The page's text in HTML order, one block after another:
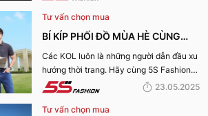
Tư vấn chọn mua
BÍ KÍP PHỐI ĐỒ MÙA HÈ CÙNG
KOL 5S FASHION: STYLE THU HÚT
CHO MỌI CHÀNG TRAI
Các KOL luôn là những người dẫn đầu xu
hướng thời trang. Hãy cùng 5S Fashion
điểm qua những bí kíp phối đồ mùa hè
23.05.2025
Tư vấn chọn mua